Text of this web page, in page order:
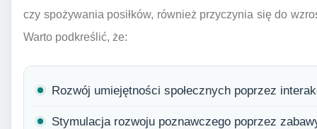
czy spożywania posiłków, również przyczynia się do
Warto podkreślić, że:
Rozwój umiejętności społecznych poprzez
Stymulacja rozwoju poznawczego poprzez